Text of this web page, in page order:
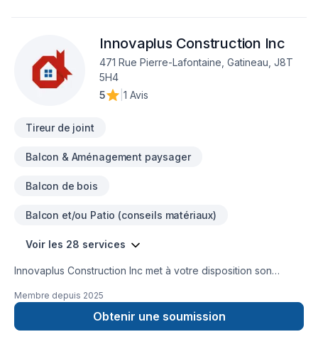
completion. We strive to provide an efficient, reliable service
that meets the agreed deadlines and budget. Trust our
company to bring your interior renovation ideas to life and
transform your home into a place you truly feel at home.
Innovaplus Construction Inc
471 Rue Pierre-Lafontaine, Gatineau, J8T
5H4
5
1 Avis
Tireur de joint
Balcon & Aménagement paysager
Balcon de bois
Balcon et/ou Patio (conseils matériaux)
Voir les 28 services
Innovaplus Construction Inc met à votre disposition son
extérieur, pour embellir vos espaces à Eastern
Ontario,Outaouais. Notre mission : concrétiser vos projets tout
en respectant vos exigences, vos délais et votre vision.
Membre depuis 2025
Obtenir une soumission